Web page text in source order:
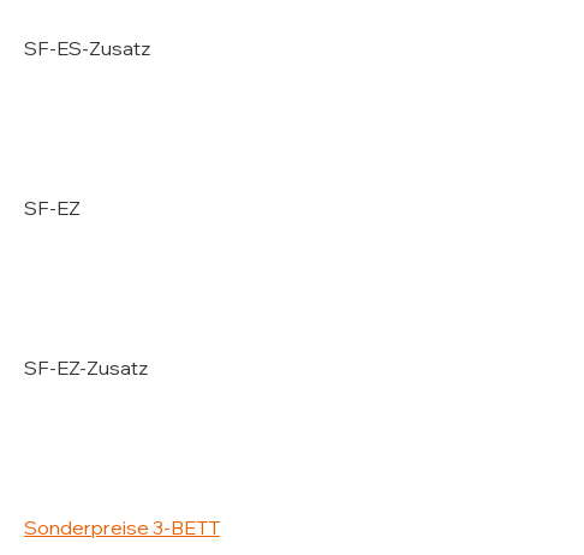
SF-ES-Zusatz
SF-EZ
SF-EZ-Zusatz
Sonderpreise 3-BETT